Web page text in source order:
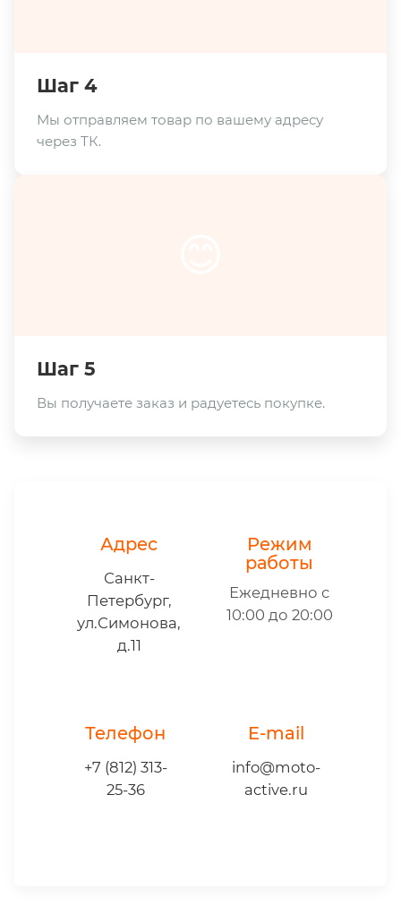
Шаг 4
Мы отправляем товар по вашему адресу
через ТК.
Шаг 5
Вы получаете заказ и радуетесь покупке.
Адрес
Санкт-
Петербург,
ул.Симонова,
д.11
Режим
работы
Ежедневно с
10:00 до 20:00
Телефон
+7 (812) 313-
25-36
E-mail
info@moto-
active.ru